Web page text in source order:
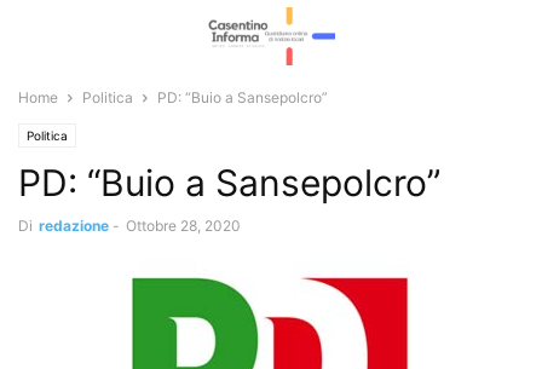
Home Politica PD: “Buio a Sansepolcro”
Politica
PD: “Buio a Sansepolcro”
Di redazione - Ottobre 28, 2020